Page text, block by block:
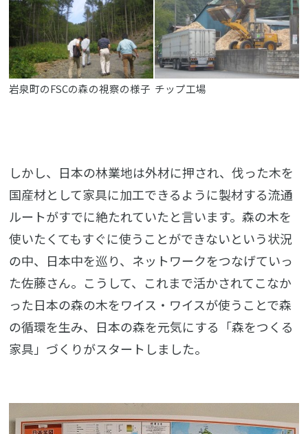
岩泉町のFSCの森の視察の様子 チップ工場
しかし、日本の林業地は外材に押され、伐った木を
国産材として家具に加工できるように製材する流通
ルートがすでに絶たれていたと言います。森の木を
使いたくてもすぐに使うことができないという状況
の中、日本中を巡り、ネットワークをつなげていっ
た佐藤さん。こうして、これまで活かされてこなか
った日本の森の木をワイス・ワイスが使うことで森
の循環を生み、日本の森を元気にする「森をつくる
家具」づくりがスタートしました。